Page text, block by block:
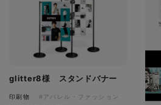
glitter8様 スタンドバナー
印刷物
#アパレル・ファッション